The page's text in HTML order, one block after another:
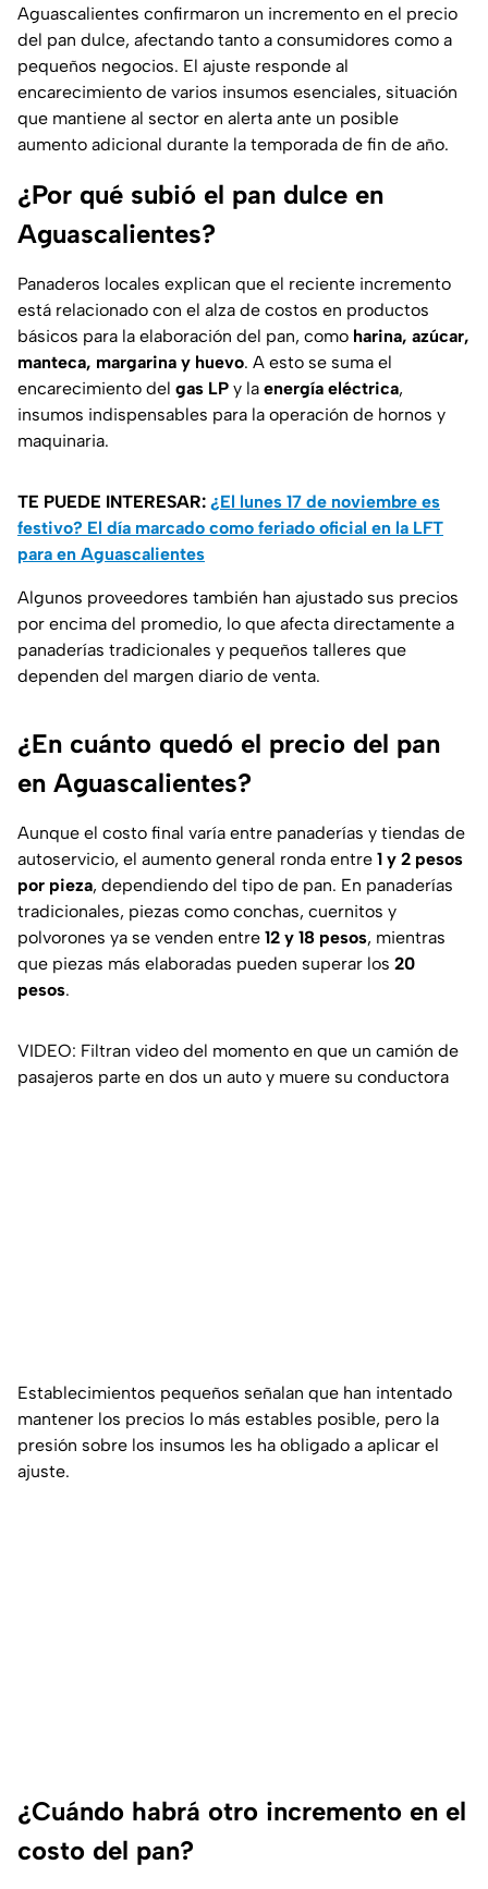
Aguascalientes confirmaron un incremento en el precio
del pan dulce, afectando tanto a consumidores como a
pequeños negocios. El ajuste responde al
encarecimiento de varios insumos esenciales, situación
que mantiene al sector en alerta ante un posible
aumento adicional durante la temporada de fin de año.
¿Por qué subió el pan dulce en
Aguascalientes?
Panaderos locales explican que el reciente incremento
está relacionado con el alza de costos en productos
básicos para la elaboración del pan, como harina, azúcar,
manteca, margarina y huevo. A esto se suma el
encarecimiento del gas LP y la energía eléctrica,
insumos indispensables para la operación de hornos y
maquinaria.
TE PUEDE INTERESAR: ¿El lunes 17 de noviembre es
festivo? El día marcado como feriado oficial en la LFT
para en Aguascalientes
Algunos proveedores también han ajustado sus precios
por encima del promedio, lo que afecta directamente a
panaderías tradicionales y pequeños talleres que
dependen del margen diario de venta.
¿En cuánto quedó el precio del pan
en Aguascalientes?
Aunque el costo final varía entre panaderías y tiendas de
autoservicio, el aumento general ronda entre 1 y 2 pesos
por pieza, dependiendo del tipo de pan. En panaderías
tradicionales, piezas como conchas, cuernitos y
polvorones ya se venden entre 12 y 18 pesos, mientras
que piezas más elaboradas pueden superar los 20
pesos.
VIDEO: Filtran video del momento en que un camión de
pasajeros parte en dos un auto y muere su conductora
Establecimientos pequeños señalan que han intentado
mantener los precios lo más estables posible, pero la
presión sobre los insumos les ha obligado a aplicar el
ajuste.
¿Cuándo habrá otro incremento en el
costo del pan?